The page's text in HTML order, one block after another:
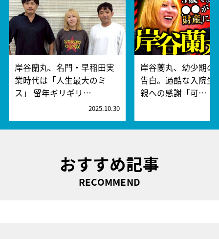
岸谷蘭丸、名門・早稲田実
業時代は「人生最大のミ
ス」 留年ギリギリ…
2025.10.30
岸谷蘭丸、幼少期の
告白。過酷な入院生
親への感謝「可…
おすすめ記事
RECOMMEND